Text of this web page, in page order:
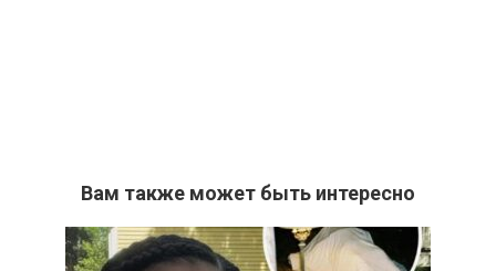
Вам также может быть интересно